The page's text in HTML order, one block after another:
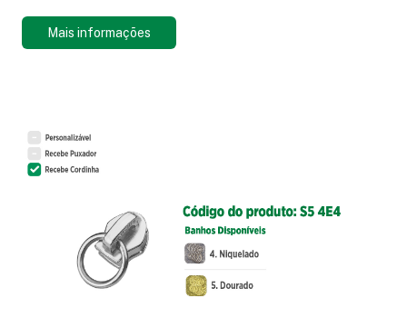
Mais informações